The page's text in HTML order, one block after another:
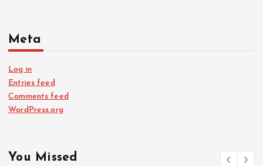
Meta
Log in
Entries feed
Comments feed
WordPress.org
You Missed